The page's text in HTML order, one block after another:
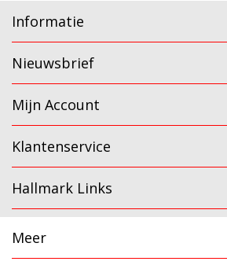
Informatie
Nieuwsbrief
Mijn Account
Klantenservice
Hallmark Links
Meer